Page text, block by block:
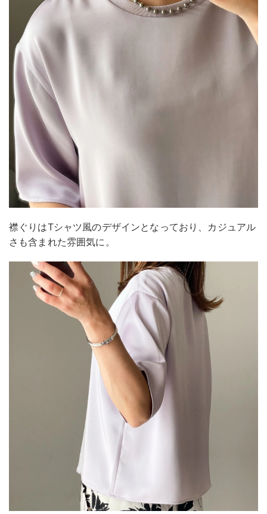
襟ぐりはTシャツ風のデザインとなっており、カジュアル
さも含まれた雰囲気に。